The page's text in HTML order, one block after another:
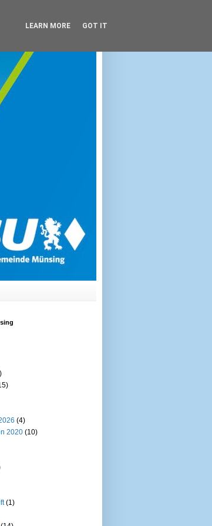
(4)
2020 (10)
(1)
LEARN MORE GOT IT